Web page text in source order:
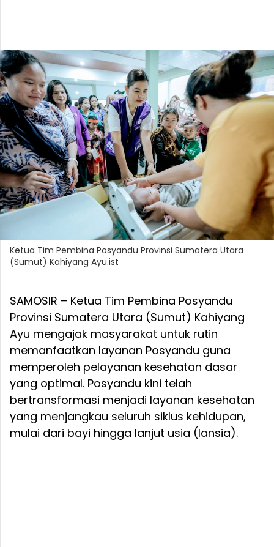
Ketua Tim Pembina Posyandu Provinsi Sumatera Utara
(Sumut) Kahiyang Ayu.ist
SAMOSIR – Ketua Tim Pembina Posyandu
Provinsi Sumatera Utara (Sumut) Kahiyang
Ayu mengajak masyarakat untuk rutin
memanfaatkan layanan Posyandu guna
memperoleh pelayanan kesehatan dasar
yang optimal. Posyandu kini telah
bertransformasi menjadi layanan kesehatan
yang menjangkau seluruh siklus kehidupan,
mulai dari bayi hingga lanjut usia (lansia).